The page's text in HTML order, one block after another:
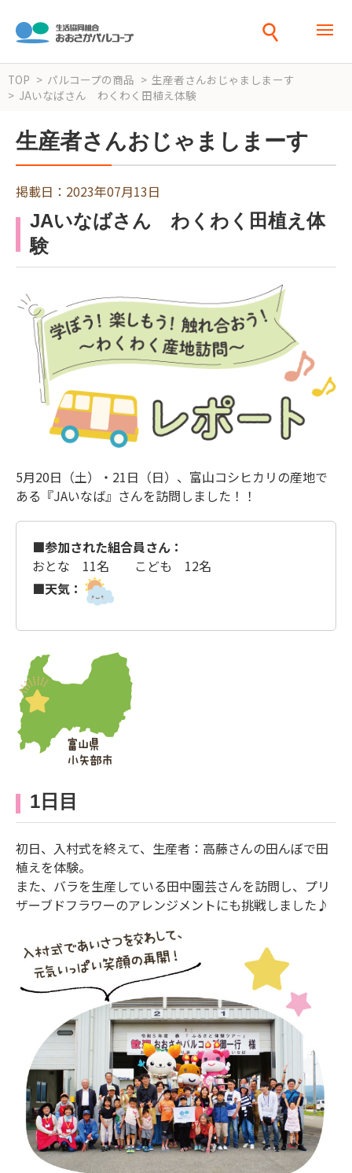
TOP パルコープの商品
生産者さんおじゃましまーす
JAいなばさん わくわく田植え体験
生産者さんおじゃましまーす
掲載日：2023年07月13日
JAいなばさん わくわく田植え体
験
5月20日（土）・21日（日）、富山コシヒカリの産地で
ある『JAいなば』さんを訪問しました！！
■参加された組合員さん：
おとな 11名 こども 12名
■天気：
1日目
初日、入村式を終えて、生産者：高藤さんの田んぼで田
植えを体験。
また、バラを生産している田中園芸さんを訪問し、プリ
ザーブドフラワーのアレンジメントにも挑戦しました♪